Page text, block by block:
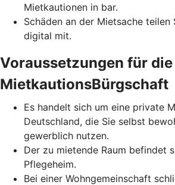
Mietkautionen in bar.
Schäden an der Mietsache teilen
digital mit.
Voraussetzungen für die
MietkautionsBürgschaft
Es handelt sich um eine private
Deutschland, die Sie selbst
gewerblich nutzen.
Der zu mietende Raum befindet
Pflegeheim.
Bei einer Wohngemeinschaft